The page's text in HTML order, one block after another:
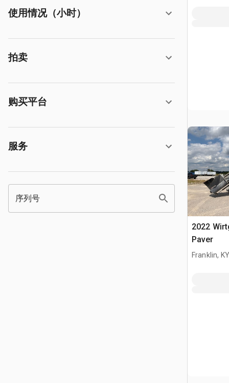
使用情况（小时）
拍卖
购买平台
服务
序列号
2022
Paver
Franklin, KY